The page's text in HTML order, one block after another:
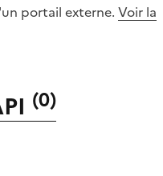
portail externe. Voir la
(0)